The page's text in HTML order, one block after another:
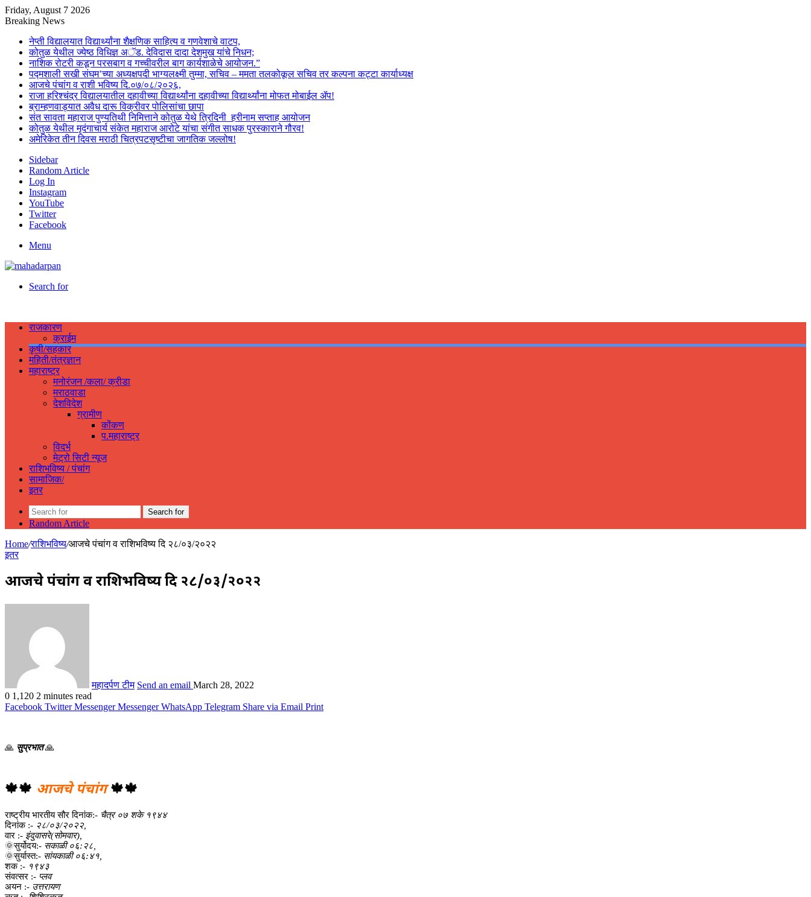
Friday, August 7 2026
Breaking News
नेप्ती विद्यालयात विद्यार्थ्यांना शैक्षणिक साहित्य व गणवेशाचे वाटप,
कोतुळ येथील ज्येष्ठ विधिज्ञ अॅड. देविदास दादा देशमुख यांचे निधन;
नाशिक रोटरी कडून परसबाग व गच्चीवरील बाग कार्यशाळेचे आयोजन.”
पद्मशाली सखी संघम’च्या अध्यक्षपदी भाग्यलक्ष्मी तुम्मा, सचिव – ममता तलकोकूल सचिव तर कल्पना कट्टा कार्याध्यक्ष
आजचे पंचांग व राशी भविष्य दि.०७/०८/२०२६,
राजा हरिश्चंद्र विद्यालयातील दहावीच्या विद्यार्थ्यांना दहावीच्या विद्यार्थ्यांना मोफत मोबाईल ॲप!
ब्राम्हणवाड्यात अवैध दारू विक्रीवर पोलिसांचा छापा
संत सावता महाराज पुण्यतिथी निमित्ताने कोतुळ येथे त्रिदिनी हरीनाम सप्ताह आयोजन
कोतुळ येथील मृदंगाचार्य संकेत महाराज आरोटे यांचा संगीत साधक पुरस्काराने गौरव!
अमेरिकेत तीन दिवस मराठी चित्रपटसृष्टीचा जागतिक जल्लोष!
Sidebar
Random Article
Log In
Instagram
YouTube
Twitter
Facebook
Menu
Search for
राजकारण
क्राईम
कृषी/सहकार
महिती/तंत्रज्ञान
महाराष्ट्र
मनोरंजन /कला/ क्रीडा
मराठवाडा
देशविदेश
ग्रामीण
कोंकण
प.महाराष्ट्र
विदर्भ
मेट्रो सिटी न्यूज
राशिभविष्य / पंचांग
सामाजिक/
इतर
Search for
Random Article
Home/राशिभविष्य/आजचे पंचांग व राशिभविष्य दि २८/०३/२०२२
इतर
आजचे पंचांग व राशिभविष्य दि २८/०३/२०२२
महादर्पण टीम Send an email March 28, 2022
0 1,120 2 minutes read
Facebook Twitter Messenger Messenger WhatsApp Telegram Share via Email Print
🙏 सुप्रभात🙏
🍁🍁 आजचे पंचांग 🍁🍁
राष्ट्रीय भारतीय सौर दिनांक:- चैत्र ०७ शके १९४४
दिनांक :- २८/०३/२०२२,
वार :- इंदुवासरे(सोमवार),
🌞सुर्योदय:- सकाळी ०६:२८,
🌞सुर्यास्त:- सांयकाळी ०६:४१,
शक :- १९४३
संवत्सर :- प्लव
अयन :- उत्तरायण